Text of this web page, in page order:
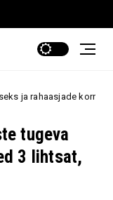
korrastamiseks
tugeva
3 lihtsat,